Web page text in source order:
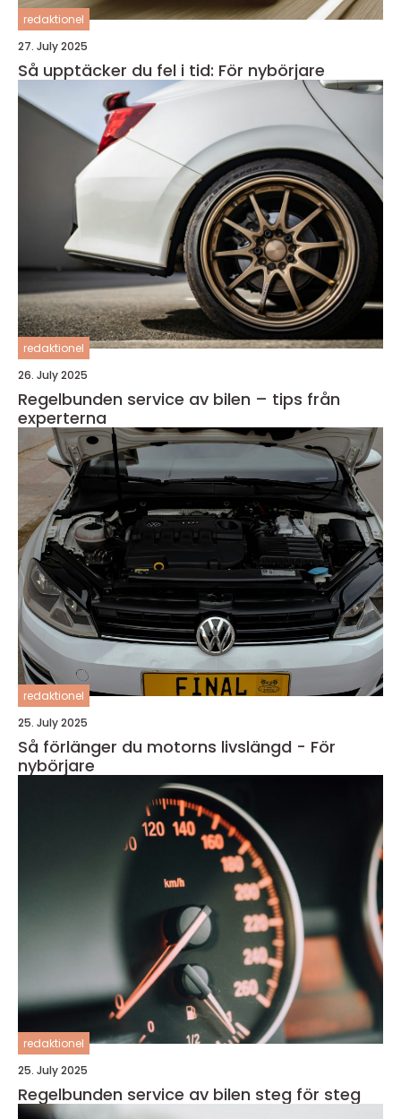
redaktionel
27. July 2025
Så upptäcker du fel i tid: För nybörjare
redaktionel
26. July 2025
Regelbunden service av bilen – tips från
experterna
redaktionel
25. July 2025
Så förlänger du motorns livslängd - För
nybörjare
redaktionel
25. July 2025
Regelbunden service av bilen steg för steg